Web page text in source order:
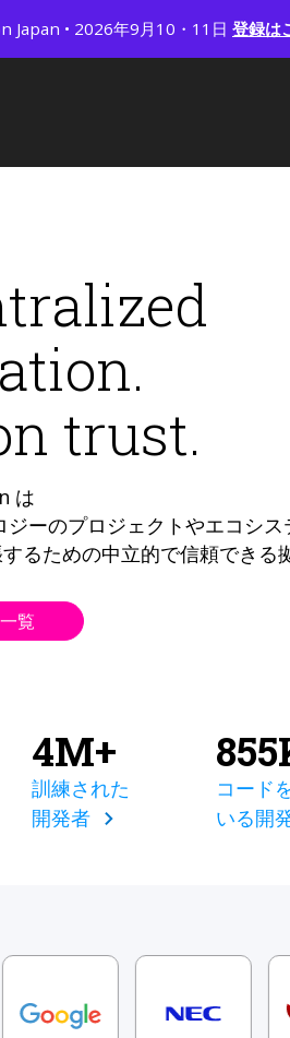
Japan • 2026年9月10・11日 登録は
trust.
は
ジーのプロジェクトやエコシス
るための中立的で信頼できる
覧
4M+
訓練された
開発者
コード
いる開